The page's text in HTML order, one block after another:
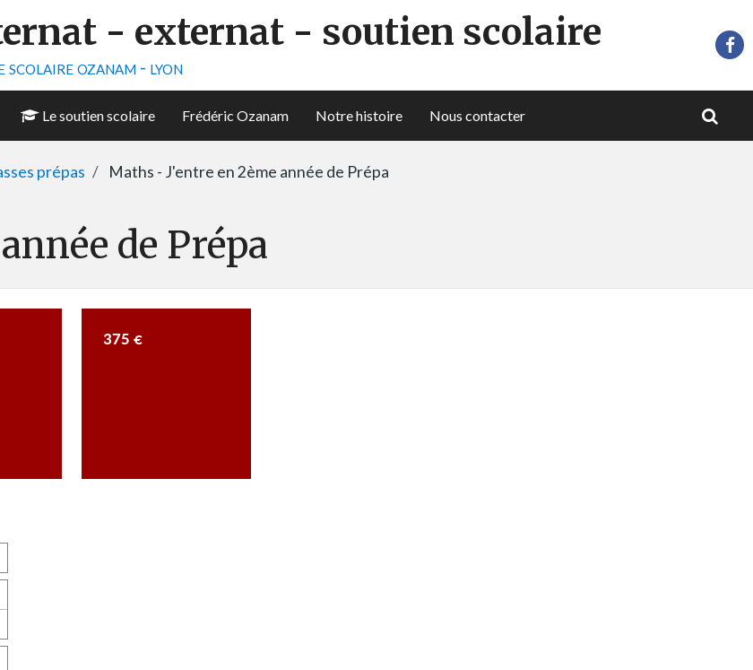
- externat - soutien scolaire
scolaire ozanam - lyon
Le soutien scolaire Frédéric Ozanam Notre histoire Nous contacter
prépas Maths - J'entre en 2ème année de Prépa
de Prépa
375 €